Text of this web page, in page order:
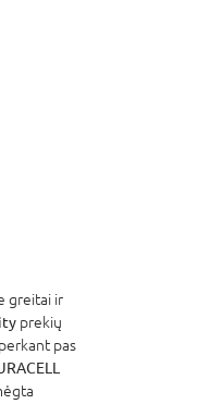
greitai ir
prekių
pas